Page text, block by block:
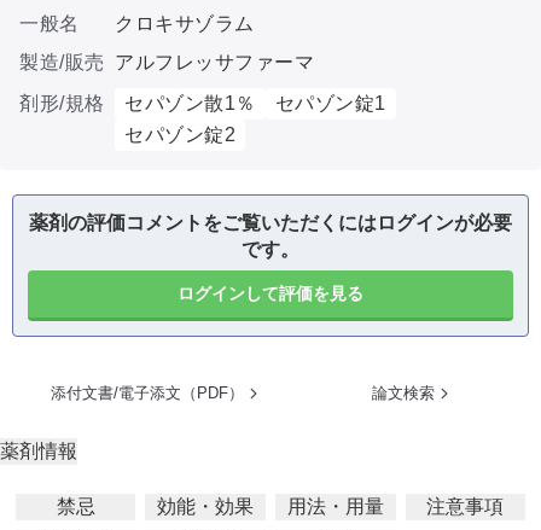
一般名
クロキサゾラム
製造/販売
アルフレッサファーマ
剤形/規格
セパゾン散1％
セパゾン錠1
セパゾン錠2
薬剤の評価コメントをご覧いただくにはログインが必要
です。
ログインして評価を見る
添付文書/電子添文（PDF） 論文検索
薬剤情報
禁忌 効能・効果 用法・用量
注意事項